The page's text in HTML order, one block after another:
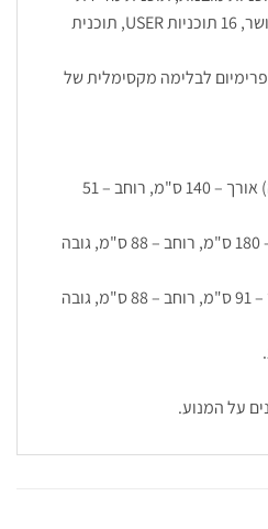
אחוזי שומן, תוכנית מבחן כושר, 16 תוכניות USER, תוכנית
בולמי זעזועים: מערכת 3S פרימיום לבלימה מקסימלית של
מידות רצועה: (שטח הליכה) אורך – 140 ס"מ, רוחב – 51
מידות מכשיר פתוח: אורך – 180 ס"מ, רוחב – 88 ס"מ, גובה
מידות מכשיר מקופל: אורך – 91 ס"מ, רוחב – 88 ס"מ, גובה